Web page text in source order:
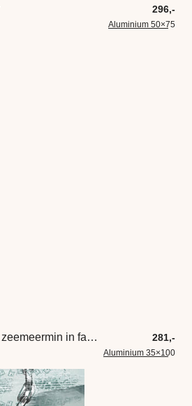
296,-
Aluminium 50×75
Zwembad kunstwerk zeemeermin in fantasie wereld 281,-
Aluminium 35×100